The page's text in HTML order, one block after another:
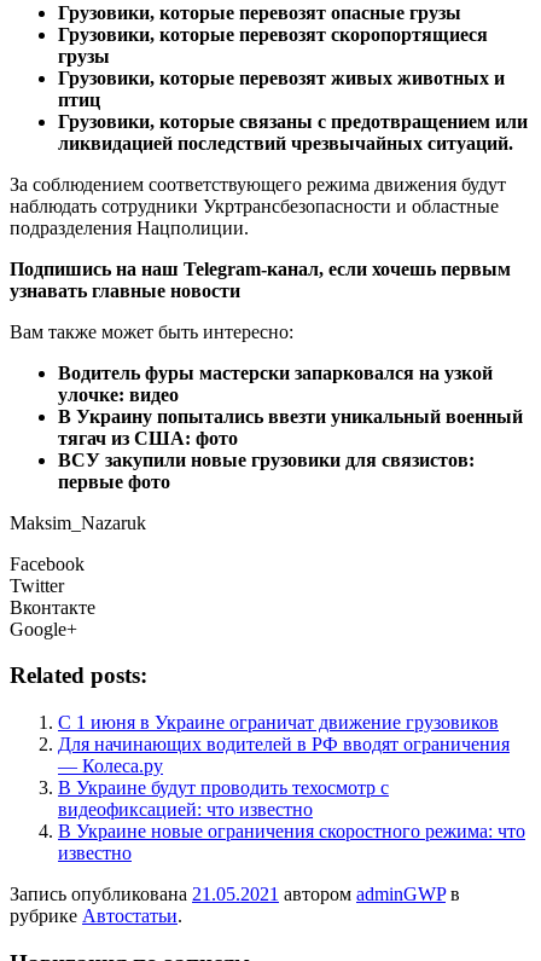
Грузовики, которые перевозят опасные грузы
Грузовики, которые перевозят скоропортящиеся
грузы
Грузовики, которые перевозят живых животных и
птиц
Грузовики, которые связаны с предотвращением или
ликвидацией последствий чрезвычайных ситуаций.
За соблюдением соответствующего режима движения будут
наблюдать сотрудники Укртрансбезопасности и областные
подразделения Нацполиции.
Подпишись на наш Telegram-канал, если хочешь первым
узнавать главные новости
Вам также может быть интересно:
Водитель фуры мастерски запарковался на узкой
улочке: видео
В Украину попытались ввезти уникальный военный
тягач из США: фото
ВСУ закупили новые грузовики для связистов:
первые фото
Maksim_Nazaruk
Facebook
Twitter
Вконтакте
Google+
Related posts:
С 1 июня в Украине ограничат движение грузовиков
Для начинающих водителей в РФ вводят ограничения
— Колеса.ру
В Украине будут проводить техосмотр с
видеофиксацией: что известно
В Украине новые ограничения скоростного режима: что
известно
Запись опубликована 21.05.2021 автором adminGWPв
рубрике Автостатьи.